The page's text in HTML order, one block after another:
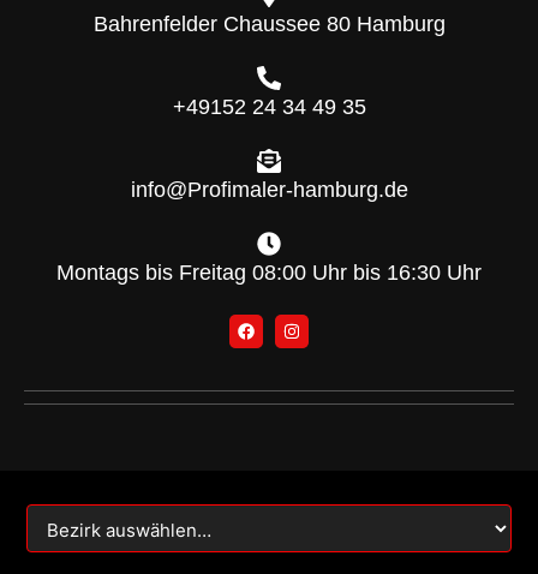
Bahrenfelder Chaussee 80 Hamburg
+49152 24 34 49 35
info@Profimaler-hamburg.de
Montags bis Freitag 08:00 Uhr bis 16:30 Uhr
F
a
c
b
o
I
n
s
a
g